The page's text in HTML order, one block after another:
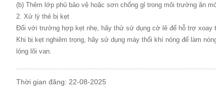
(b) Thêm lớp phủ bảo vệ hoặc sơn chống gỉ trong môi trường ăn
2. Xử lý thẻ bị kẹt
Đối với trường hợp kẹt nhẹ, hãy thử sử dụng cờ lê để hỗ trợ xoay
Khi bị kẹt nghiêm trọng, hãy sử dụng máy thổi khí nóng để làm
lỏng lõi van.
Thời gian đăng: 22-08-2025